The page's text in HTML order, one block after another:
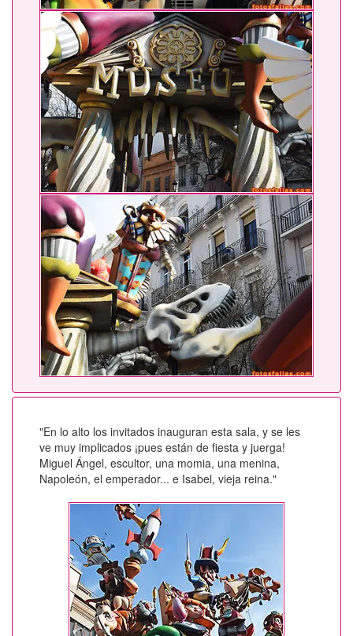
"En lo alto los invitados inauguran esta sala, y se les
ve muy implicados ¡pues están de fiesta y juerga!
Miguel Ángel, escultor, una momia, una menina,
Napoleón, el emperador... e Isabel, vieja reina."